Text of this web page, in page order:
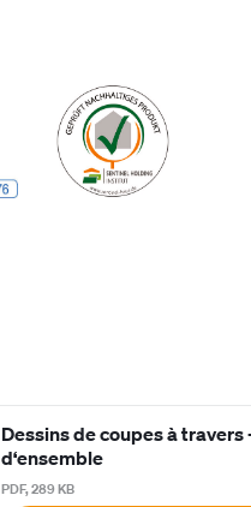
Dessins de coupes à travers
d‘ensemble
PDF, 289 KB